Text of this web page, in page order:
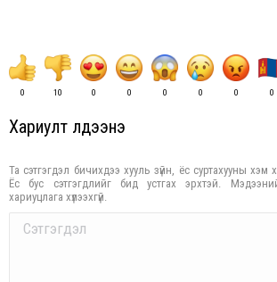
0 10 0 0 0 0 0 0
Хариулт үлдээнэ үү
Та сэтгэгдэл бичихдээ хууль зүйн, ёс суртахууны хэм
Ёс бус сэтгэгдлийг бид устгах эрхтэй.
хариуцлага хүлээхгүй.
Comment